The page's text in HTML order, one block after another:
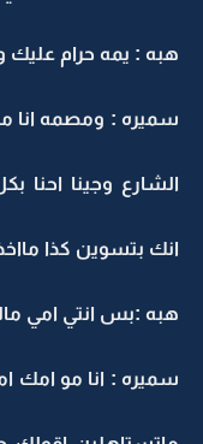
هبه : يمه حرام عليك
سميره : ومصمه انا
الشارع وجينا احنا
انك بتسوين كذا
هبه :بس انتي امي
سميره : انا مو امك